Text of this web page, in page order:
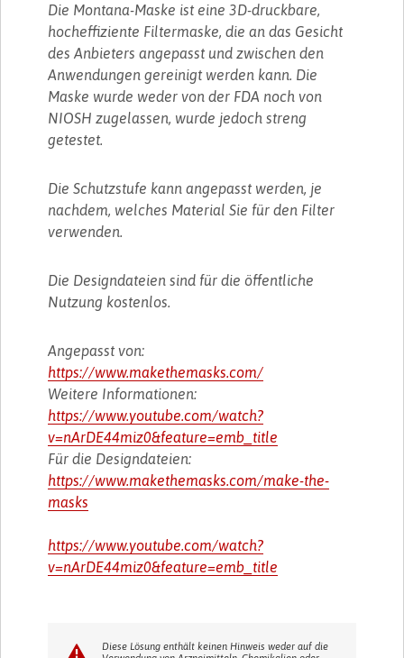
Die Montana-Maske ist eine 3D-druckbare,
hocheffiziente Filtermaske, die an das Gesicht
des Anbieters angepasst und zwischen den
Anwendungen gereinigt werden kann. Die
Maske wurde weder von der FDA noch von
NIOSH zugelassen, wurde jedoch streng
getestet.
Die Schutzstufe kann angepasst werden, je
nachdem, welches Material Sie für den Filter
verwenden.
Die Designdateien sind für die öffentliche
Nutzung kostenlos.
Angepasst von:
https://www.makethemasks.com/
Weitere Informationen:
https://www.youtube.com/watch?
v=nArDE44miz0&feature=emb_title
Für die Designdateien:
https://www.makethemasks.com/make-the-
masks
https://www.youtube.com/watch?
v=nArDE44miz0&feature=emb_title
Diese Lösung enthält keinen Hinweis weder auf die